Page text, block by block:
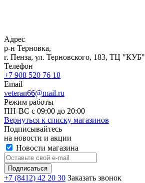
Адрес
р-н Терновка,
г. Пенза, ул. Терновского, 183, ТЦ "КУБ"
Телефон
+7 908 520 76 18
Email
veteran66@mail.ru
Режим работы
ПН-ВС с 09:00 до 20:00
Вернуться к списку магазинов
Подписывайтесь
на новости и акции
Новости магазина
+7 (8412) 42 20 30 Заказать звонок